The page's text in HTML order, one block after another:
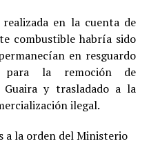
en la cuenta de
combustible habría sido
en resguardo
para la remoción de
y trasladado a la
ilegal.
a la orden del Ministerio